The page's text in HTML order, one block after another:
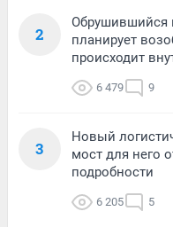
2
Обрушившийся
планирует
происходит
6 479 9
3
Новый
мост для него
подробности
6 205 5